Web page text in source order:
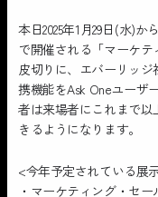
本日2025年1月29日(水)
で開催される「マーケテ
皮切りに、エバーリッ
携機能をAsk Oneユーザ
者は来場者にこれまで
きるようになります。
<今年予定されている展
・マーケティング・セー